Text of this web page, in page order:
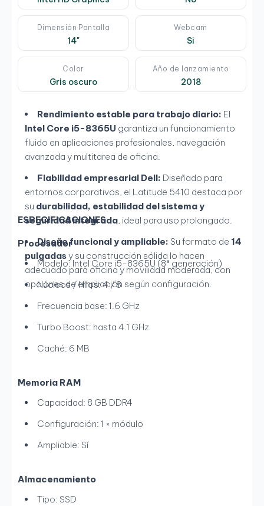
Dimensión Pantalla
14"
Webcam
Si
Color
Gris oscuro
Año de lanzamiento
2018
Rendimiento estable para trabajo diario: El
Intel Core i5-8365U garantiza un funcionamiento
fluido en aplicaciones profesionales, navegación
avanzada y multitarea de oficina.
Fiabilidad empresarial Dell: Diseñado para
entornos corporativos, el Latitude 5410 destaca por
su durabilidad, estabilidad del sistema y
seguridad integrada, ideal para uso prolongado.
Diseño funcional y ampliable: Su formato de 14
pulgadasy su construcción sólida lo hacen
adecuado para oficina y movilidad moderada, con
opciones de ampliación según configuración.
ESPECIFICACIONES
Procesador
Modelo: Intel Core i5-8365U (8ª generación)
Núcleos / Hilos: 4 / 8
Frecuencia base: 1.6 GHz
Turbo Boost: hasta 4.1 GHz
Caché: 6 MB
Memoria RAM
Capacidad: 8 GB DDR4
Configuración: 1 × módulo
Ampliable: Sí
Almacenamiento
Tipo: SSD